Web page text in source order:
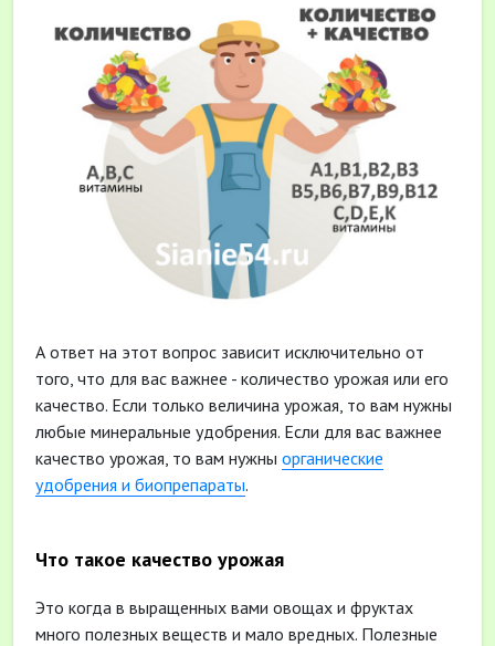
А ответ на этот вопрос зависит исключительно от
того, что для вас важнее - количество урожая или его
качество. Если только величина урожая, то вам нужны
любые минеральные удобрения. Если для вас важнее
качество урожая, то вам нужны органические
удобрения и биопрепараты.
Что такое качество урожая
Это когда в выращенных вами овощах и фруктах
много полезных веществ и мало вредных. Полезные